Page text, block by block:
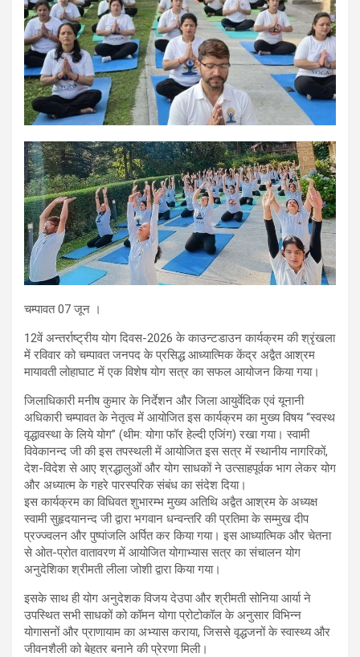
चम्पावत 07 जून ।
12वें अन्तर्राष्ट्रीय योग दिवस-2026 के काउन्टडाउन कार्यक्रम की श्रृंखला
में रविवार को चम्पावत जनपद के प्रसिद्ध आध्यात्मिक केंद्र अद्वैत आश्रम
मायावती लोहाघाट में एक विशेष योग सत्र का सफल आयोजन किया गया।
जिलाधिकारी मनीष कुमार के निर्देशन और जिला आयुर्वेदिक एवं यूनानी
अधिकारी चम्पावत के नेतृत्व में आयोजित इस कार्यक्रम का मुख्य विषय “स्वस्थ
वृद्धावस्था के लिये योग” (थीम: योगा फॉर हेल्दी एजिंग) रखा गया। स्वामी
विवेकानन्द जी की इस तपस्थली में आयोजित इस सत्र में स्थानीय नागरिकों,
देश-विदेश से आए श्रद्धालुओं और योग साधकों ने उत्साहपूर्वक भाग लेकर योग
और अध्यात्म के गहरे पारस्परिक संबंध का संदेश दिया।
इस कार्यक्रम का विधिवत शुभारम्भ मुख्य अतिथि अद्वैत आश्रम के अध्यक्ष
स्वामी सुहृदयानन्द जी द्वारा भगवान धन्वन्तरि की प्रतिमा के सम्मुख दीप
प्रज्ज्वलन और पुष्पांजलि अर्पित कर किया गया। इस आध्यात्मिक और चेतना
से ओत-प्रोत वातावरण में आयोजित योगाभ्यास सत्र का संचालन योग
अनुदेशिका श्रीमती लीला जोशी द्वारा किया गया।
इसके साथ ही योग अनुदेशक विजय देउपा और श्रीमती सोनिया आर्या ने
उपस्थित सभी साधकों को कॉमन योगा प्रोटोकॉल के अनुसार विभिन्न
योगासनों और प्राणायाम का अभ्यास कराया, जिससे वृद्धजनों के स्वास्थ्य और
जीवनशैली को बेहतर बनाने की प्रेरणा मिली।